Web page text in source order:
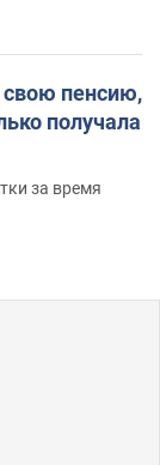
свою пенсию,
получала
за время